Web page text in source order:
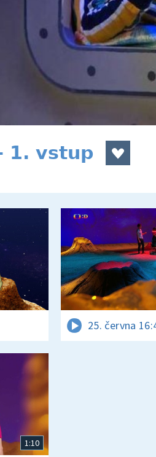
1. vstup
25. června
1:10